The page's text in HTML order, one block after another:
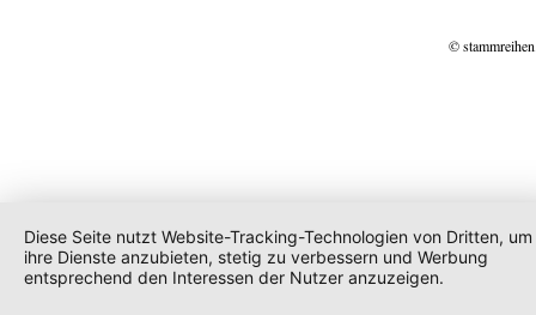
©
Diese Seite nutzt Website-Tracking-Technologien von Dritten, um
ihre Dienste anzubieten, stetig zu verbessern und Werbung
entsprechend den Interessen der Nutzer anzuzeigen.